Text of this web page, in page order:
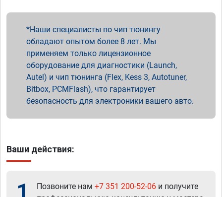
Наши специалисты по чип тюнингу
обладают опытом более 8 лет. Мы
применяем только лицензионное
оборудование для диагностики (Launch,
Autel) и чип тюнинга (Flex, Kess 3, Autotuner,
Bitbox, PCMFlash), что гарантирует
безопасность для электроники вашего авто.
Ваши действия:
1 Позвоните нам +7 351 200-52-06 и получите